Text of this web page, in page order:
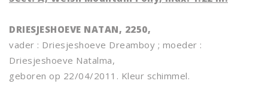
DRIESJESHOEVE NATAN, 2250,
vader : Driesjeshoeve Dreamboy ; moeder :
Driesjeshoeve Natalma,
geboren op 22/04/2011. Kleur schimmel.